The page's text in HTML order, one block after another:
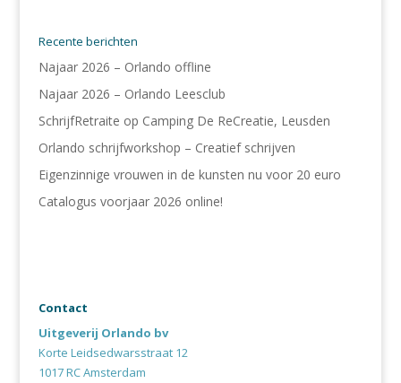
Recente berichten
Najaar 2026 – Orlando offline
Najaar 2026 – Orlando Leesclub
SchrijfRetraite op Camping De ReCreatie, Leusden
Orlando schrijfworkshop – Creatief schrijven
Eigenzinnige vrouwen in de kunsten nu voor 20 euro
Catalogus voorjaar 2026 online!
Contact
Uitgeverij Orlando bv
Korte Leidsedwarsstraat 12
1017 RC Amsterdam